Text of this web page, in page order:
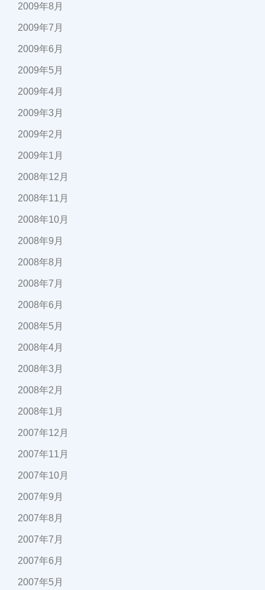
2009年8月
2009年7月
2009年6月
2009年5月
2009年4月
2009年3月
2009年2月
2009年1月
2008年12月
2008年11月
2008年10月
2008年9月
2008年8月
2008年7月
2008年6月
2008年5月
2008年4月
2008年3月
2008年2月
2008年1月
2007年12月
2007年11月
2007年10月
2007年9月
2007年8月
2007年7月
2007年6月
2007年5月